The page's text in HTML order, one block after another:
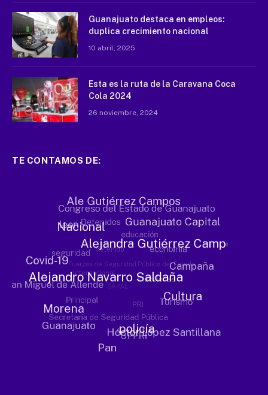
Guanajuato destaca en empleos:
duplica crecimiento nacional
10 abril, 2025
Esta es la ruta de la Caravana Coca
Cola 2024
26 noviembre, 2024
TE CONTAMOS DE: